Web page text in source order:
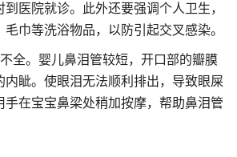
医院就诊。此外还要强调个人卫生，
巾等洗浴物品，以防引起交叉感染。
全。婴儿鼻泪管较短，开口部的瓣膜
内眦。使眼泪无法顺利排出，导致眼屎
手在宝宝鼻梁处稍加按摩，帮助鼻泪管